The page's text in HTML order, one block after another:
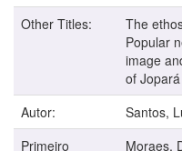
Other Titles:
The
Popular
image
of
Autor:
Santos,
Primeiro
Moraes,